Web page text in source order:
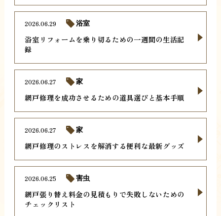
浴室リフォームを乗り切るための一週間の生活記
録
2026.06.29 浴室
網戸修理を成功させるための道具選びと基本手順
2026.06.27 家
網戸修理のストレスを解消する便利な最新グッズ
2026.06.27 家
網戸張り替え料金の見積もりで失敗しないための
チェックリスト
2026.06.25 害虫